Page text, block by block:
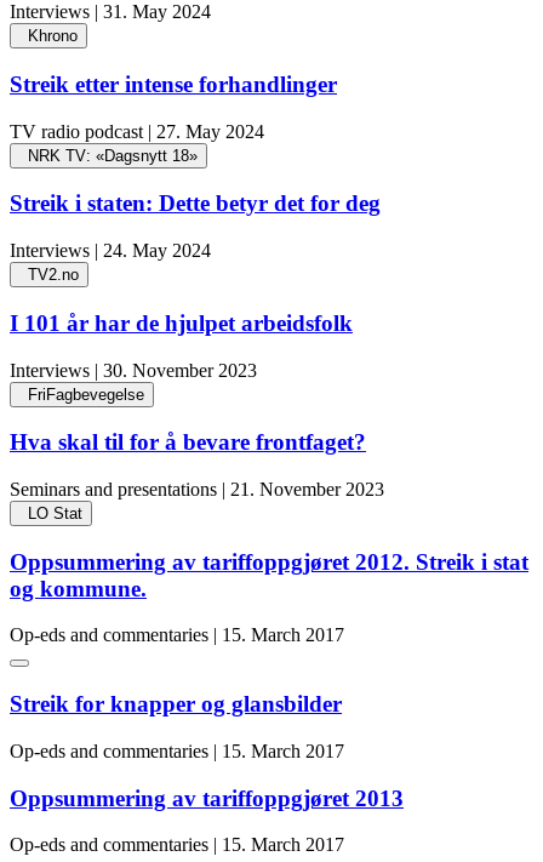
Interviews | 31. May 2024
Khrono
Streik etter intense forhandlinger
TV radio podcast | 27. May 2024
NRK TV: «Dagsnytt 18»
Streik i staten: Dette betyr det for deg
Interviews | 24. May 2024
TV2.no
I 101 år har de hjulpet arbeidsfolk
Interviews | 30. November 2023
FriFagbevegelse
Hva skal til for å bevare frontfaget?
Seminars and presentations | 21. November 2023
LO Stat
Oppsummering av tariffoppgjøret 2012. Streik i stat
og kommune.
Op-eds and commentaries | 15. March 2017
Streik for knapper og glansbilder
Op-eds and commentaries | 15. March 2017
Oppsummering av tariffoppgjøret 2013
Op-eds and commentaries | 15. March 2017